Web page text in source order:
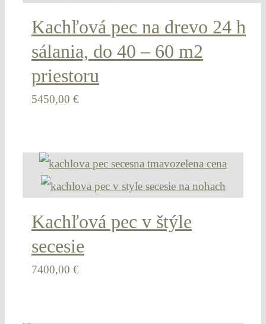
Kachľová pec na drevo 24 h
sálania, do 40 – 60 m2
priestoru
5450,00 €
Kachľová pec v štýle
secesie
7400,00 €